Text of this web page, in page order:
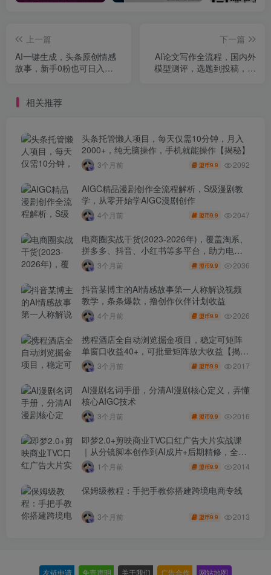
上一篇
AI一键生成，头条原创情感
故事，新手0粉也可日入
下一篇
AI论文写作全流程，国内外
模型测评，选题到投稿，实
相关推荐
头条托管懒人项目，每天仅需10分钟，月入
2000+，纯无脑操作，手机就能操作【揭秘】
3个月前 盟币9.9 2092
AIGC精品漫剧创作全流程解析，S级漫剧教
学，从零开始学AIGC漫剧创作
4个月前 盟币9.9 2047
电商圈实战干货(2023-2026年)，覆盖淘系、
拼多多、抖音、小红书等多平台，助力电商
人避开坑、提效率、稳盈利(更新4月)
3个月前 盟币9.9 2036
抖音某博主的AI情感故事第一人称解说视频
教学，条条爆款，撸创作伙伴计划收益
4个月前 盟币9.9 2026
携程酒店全自动浏览掘金项目，稳定可矩阵
单窗口收益40+，可批量矩阵放大收益【揭
秘】3个月前 盟币9.9 2017
AI漫剧名词手册，分清AI漫剧核心定义，弄懂
核心AIGC技术
3个月前 盟币9.9 2016
即梦2.0+剪映商业TVC口红广告大片实战课
｜从分镜脚本创作到AI成片+后期精修，全流
程打造品牌级产品广告
1个月前 盟币9.9 2014
保姆级教程：手把手教你搭建跨境电商专线
3个月前 盟币9.9 2013
友链申请 免责声明 关于我们 广告合作 网站地图